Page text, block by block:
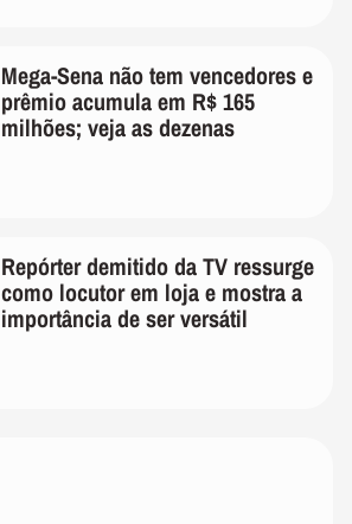
Mega-Sena não tem vencedores e
prêmio acumula em R$ 165
milhões; veja as dezenas
Repórter demitido da TV ressurge
como locutor em loja e mostra a
importância de ser versátil